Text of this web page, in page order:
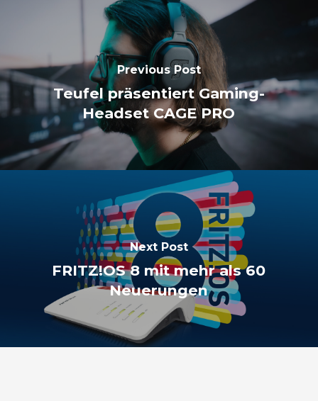
Previous Post
Teufel präsentiert Gaming-
Headset CAGE PRO
Next Post
FRITZ!OS 8 mit mehr als 60
Neuerungen